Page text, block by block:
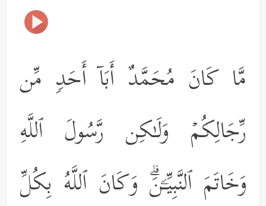
مَّا كَانَ مُحَمَّدٌ أَبَاۤ أَحَدࣲ مِّن
رِّجَالِكُمۡ وَلَـٰكِن رَّسُولَ ٱللَّهِ
وَخَاتَمَ ٱلنَّبِیِّـۧنَۗ وَكَانَ ٱللَّهُ بِكُلِّ